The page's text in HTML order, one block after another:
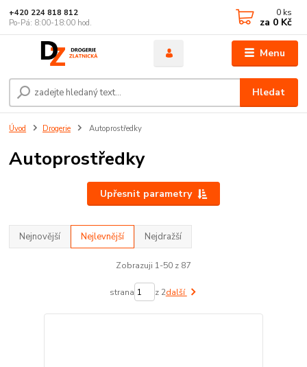
Menu
Hledat
+420 224 818 812
Po-Pá: 8:00-18:00 hod.
0 ks
za 0 Kč
Úvod Drogerie Autoprostředky
Autoprostředky
Upřesnit parametry
Nejnovější Nejlevnější Nejdražší
Zobrazuji 1-50 z 87
strana z 2další